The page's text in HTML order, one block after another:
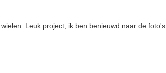
Leuk project, ik ben benieuwd naar de foto's.